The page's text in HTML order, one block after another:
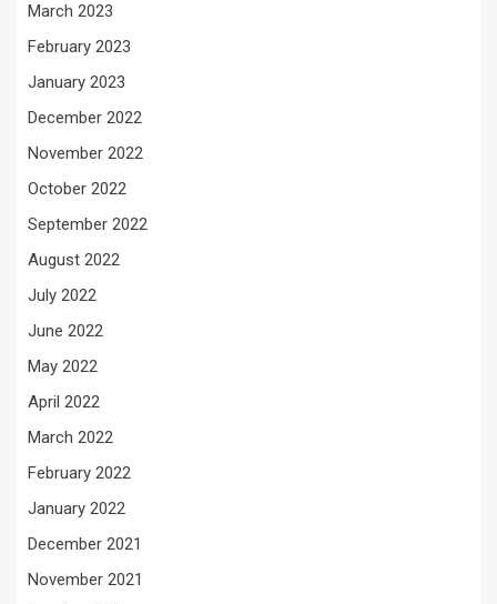
March 2023
February 2023
January 2023
December 2022
November 2022
October 2022
September 2022
August 2022
July 2022
June 2022
May 2022
April 2022
March 2022
February 2022
January 2022
December 2021
November 2021